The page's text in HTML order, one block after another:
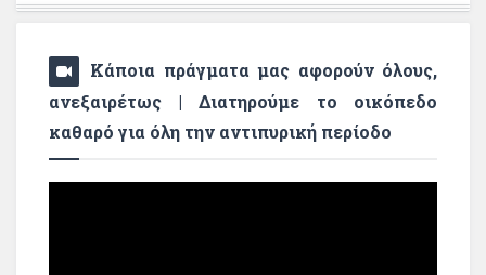
Κάποια πράγματα μας αφορούν όλους,
ανεξαιρέτως | Διατηρούμε το οικόπεδο
καθαρό για όλη την αντιπυρική περίοδο